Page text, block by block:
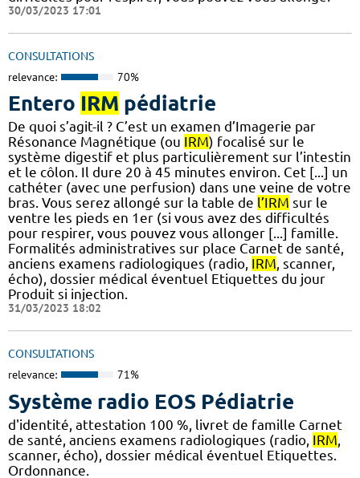
30/03/2023 17:01
CONSULTATIONS
relevance: 70%
Entero IRM pédiatrie
De quoi s’agit-il ? C’est un examen d’Imagerie par
Résonance Magnétique (ou IRM) focalisé sur le
système digestif et plus particulièrement sur l’intestin
et le côlon. Il dure 20 à 45 minutes environ. Cet [...] un
cathéter (avec une perfusion) dans une veine de votre
bras. Vous serez allongé sur la table de l’IRM sur le
ventre les pieds en 1er (si vous avez des difficultés
pour respirer, vous pouvez vous allonger [...] famille.
Formalités administratives sur place Carnet de santé,
anciens examens radiologiques (radio, IRM, scanner,
écho), dossier médical éventuel Etiquettes du jour
Produit si injection.
31/03/2023 18:02
CONSULTATIONS
relevance: 71%
Système radio EOS Pédiatrie
d'identité, attestation 100 %, livret de famille Carnet
de santé, anciens examens radiologiques (radio, IRM,
scanner, écho), dossier médical éventuel Etiquettes.
Ordonnance.